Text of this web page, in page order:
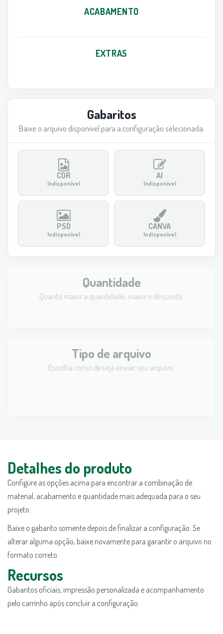
ACABAMENTO
EXTRAS
Gabaritos
Baixe o arquivo disponível para a configuração selecionada.
CDR
Indisponível
AI
Indisponível
PSD
Indisponível
CANVA
Indisponível
Quantidade
Quanto maior a quantidade, maior o desconto.
Tipo de arquivo
Escolha como deseja enviar seu arquivo.
Detalhes do produto
Configure as opções acima para encontrar a combinação de
material, acabamento e quantidade mais adequada para o seu
projeto.
Baixe o gabarito somente depois de finalizar a configuração. Se
alterar alguma opção, baixe novamente para garantir o arquivo no
formato correto.
Recursos
Gabaritos oficiais, impressão personalizada e acompanhamento
pelo carrinho após concluir a configuração.